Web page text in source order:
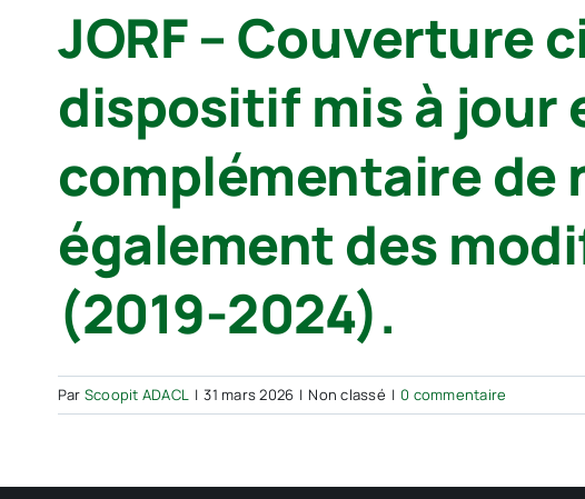
JORF – Couverture
dispositif mis à jour
complémentaire de
également des
(2019-2024).
Par Scoopit ADACL | 31 mars 2026 | Non classé | 0 commentaire